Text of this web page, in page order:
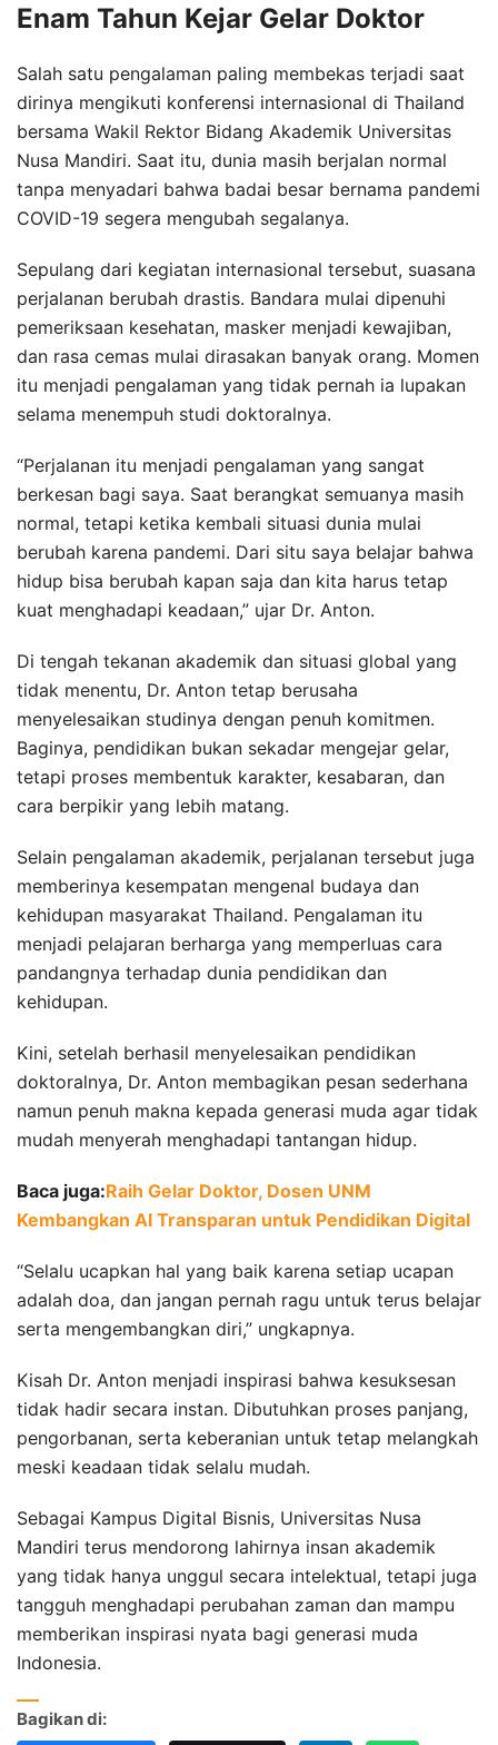
Enam Tahun Kejar Gelar Doktor
Salah satu pengalaman paling membekas terjadi saat
dirinya mengikuti konferensi internasional di Thailand
bersama Wakil Rektor Bidang Akademik Universitas
Nusa Mandiri. Saat itu, dunia masih berjalan normal
tanpa menyadari bahwa badai besar bernama pandemi
COVID-19 segera mengubah segalanya.
Sepulang dari kegiatan internasional tersebut, suasana
perjalanan berubah drastis. Bandara mulai dipenuhi
pemeriksaan kesehatan, masker menjadi kewajiban,
dan rasa cemas mulai dirasakan banyak orang. Momen
itu menjadi pengalaman yang tidak pernah ia lupakan
selama menempuh studi doktoralnya.
“Perjalanan itu menjadi pengalaman yang sangat
berkesan bagi saya. Saat berangkat semuanya masih
normal, tetapi ketika kembali situasi dunia mulai
berubah karena pandemi. Dari situ saya belajar bahwa
hidup bisa berubah kapan saja dan kita harus tetap
kuat menghadapi keadaan,” ujar Dr. Anton.
Di tengah tekanan akademik dan situasi global yang
tidak menentu, Dr. Anton tetap berusaha
menyelesaikan studinya dengan penuh komitmen.
Baginya, pendidikan bukan sekadar mengejar gelar,
tetapi proses membentuk karakter, kesabaran, dan
cara berpikir yang lebih matang.
Selain pengalaman akademik, perjalanan tersebut juga
memberinya kesempatan mengenal budaya dan
kehidupan masyarakat Thailand. Pengalaman itu
menjadi pelajaran berharga yang memperluas cara
pandangnya terhadap dunia pendidikan dan
kehidupan.
Kini, setelah berhasil menyelesaikan pendidikan
doktoralnya, Dr. Anton membagikan pesan sederhana
namun penuh makna kepada generasi muda agar tidak
mudah menyerah menghadapi tantangan hidup.
Baca juga:Raih Gelar Doktor, Dosen UNM
Kembangkan AI Transparan untuk Pendidikan Digital
“Selalu ucapkan hal yang baik karena setiap ucapan
adalah doa, dan jangan pernah ragu untuk terus belajar
serta mengembangkan diri,” ungkapnya.
Kisah Dr. Anton menjadi inspirasi bahwa kesuksesan
tidak hadir secara instan. Dibutuhkan proses panjang,
pengorbanan, serta keberanian untuk tetap melangkah
meski keadaan tidak selalu mudah.
Sebagai Kampus Digital Bisnis, Universitas Nusa
Mandiri terus mendorong lahirnya insan akademik
yang tidak hanya unggul secara intelektual, tetapi juga
tangguh menghadapi perubahan zaman dan mampu
memberikan inspirasi nyata bagi generasi muda
Indonesia.
Bagikan di: